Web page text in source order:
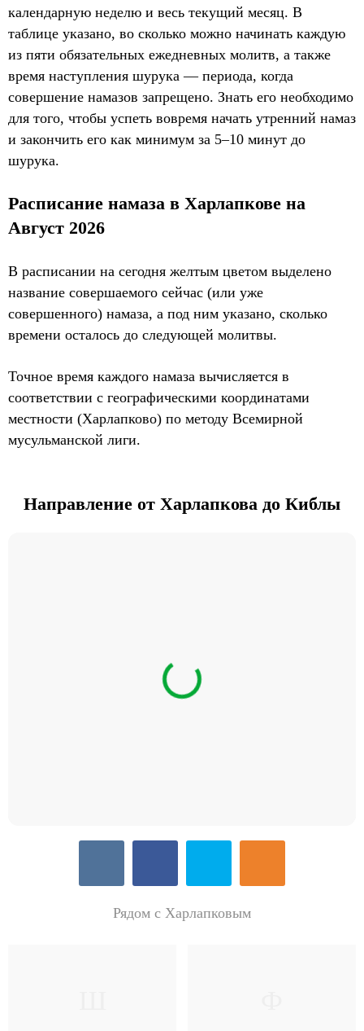
календарную неделю и весь текущий месяц. В
таблице указано, во сколько можно начинать каждую
из пяти обязательных ежедневных молитв, а также
время наступления шурука — периода, когда
совершение намазов запрещено. Знать его необходимо
для того, чтобы успеть вовремя начать утренний намаз
и закончить его как минимум за 5–10 минут до
шурука.
Расписание намаза в Харлапкове на
Август 2026
В расписании на сегодня желтым цветом выделено
название совершаемого сейчас (или уже
совершенного) намаза, а под ним указано, сколько
времени осталось до следующей молитвы.
Точное время каждого намаза вычисляется в
соответствии с географическими координатами
местности (Харлапково) по методу Всемирной
мусульманской лиги.
Направление от Харлапкова до Киблы
Рядом с Харлапковым